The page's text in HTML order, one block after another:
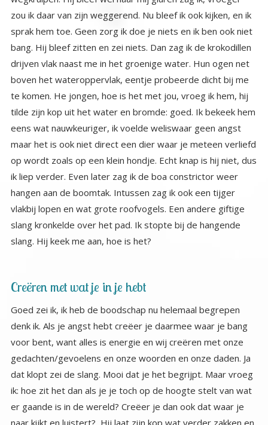
slang. Hij keek me aan, hoe is het?
Creëren met wat je in je hebt
Goed zei ik, ik heb de boodschap nu helemaal begrepen
denk ik. Als je angst hebt creëer je daarmee waar je bang
voor bent, want alles is energie en wij creëren met onze
gedachten/gevoelens en onze woorden en onze daden. Ja
dat klopt zei de slang. Mooi dat je het begrijpt. Maar vroeg
ik: hoe zit het dan als je je toch op de hoogte stelt van wat
er gaande is in de wereld? Creëer je dan ook dat waar je
naar kijkt en luistert? Hij laat zijn kop wat verder zakken en
zegt: Dat ligt eraan hoe je kijkt en luistert. Als je het puur
als informatie opneemt en er geen gevoelens of negatieve
gedachten over hebt en naar buiten brengt gebeurt er
niets. Pas als je oordeelt en er een gevoel op plakt ga je er
energie aan geven en dan creëer je dat waar je die energie
aan geeft. Je op de hoogte stellen is nodig als je dat
aankunt. Overigens oordelen is ook creëren, dus oordeel
niet over mensen die anders doen dan jij. Dat weet ik ook
al, zei ik. Maar soms, gebeurt het toch. Hmmmm ja dat
bedoel ik zei hij … soms. Maar inderdaad jij begrijpt het wel.
En ben je nog weleens bang? Nee eigenlijk nooit, ik ben
nieuwsgierig, benieuwd, gefascineerd door alles wat er